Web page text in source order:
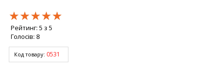
★★★★★
★★★★★
★★★★★
Рейтинг: 5 з 5
Голосів: 8
Код товару: 0531